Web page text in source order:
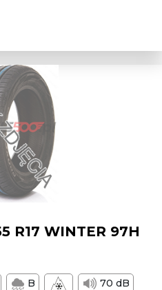
R17 WINTER 97H
B
70 dB